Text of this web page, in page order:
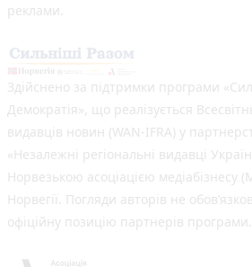
реклами.
Здійснено за підтримки програми
Демократія», що реалізується
видавців новин (WAN-IFRA) у
«Незалежні регіональні видавці
Норвезькою асоціацією медіабізнесу
Норвегії. Погляди авторів не
офіційну позицію партнерів програми.